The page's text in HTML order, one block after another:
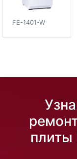
FE-1401-W
плиты